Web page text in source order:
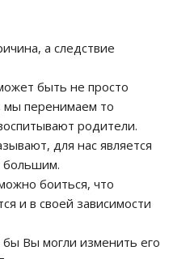
а следствие
быть не просто
мы перенимаем то
родители.
для нас является
большим.
боиться, что
и в своей зависимости
Вы могли изменить его